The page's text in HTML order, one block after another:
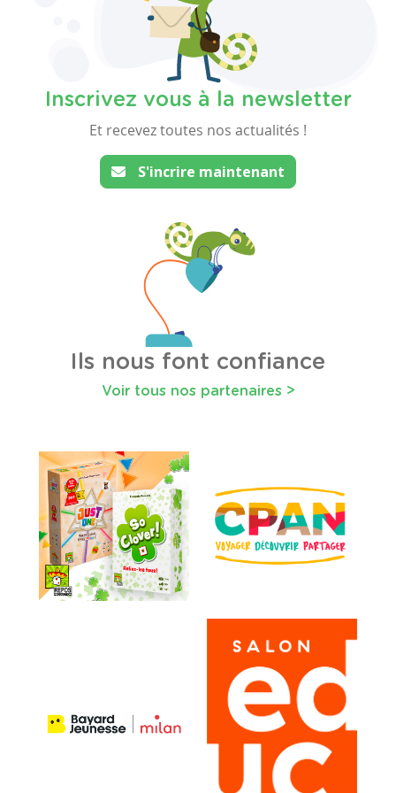
Inscrivez vous à la newsletter
Et recevez toutes nos actualités !
S'incrire maintenant
Ils nous font confiance
Voir tous nos partenaires >